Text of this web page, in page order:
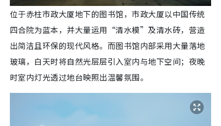
位于赤柱市政大厦地下的图书馆，市政大厦以中国传统
四合院为蓝本，并大量运用“清水模”及清水砖，营造
出简洁且环保的现代风格。而图书馆内部采用大量落地
玻璃，白天时将自然光层层引入室内与地下空间；夜晚
时室内灯光透过地台映照出温馨氛围。